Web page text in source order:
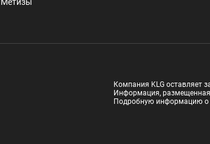
Компания KLG оставляет
Информация, размещенная
Подробную информацию о